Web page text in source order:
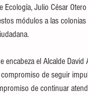
Ecología, Julio César
módulos a las
encabeza el Alcalde
de seguir
de continuar